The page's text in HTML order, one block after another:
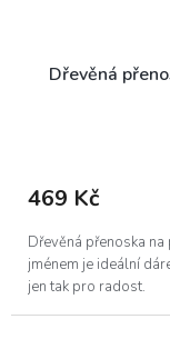
Dřevěná
469 Kč
Dřevěná přenoska
jménem je ideální
jen tak pro radost.